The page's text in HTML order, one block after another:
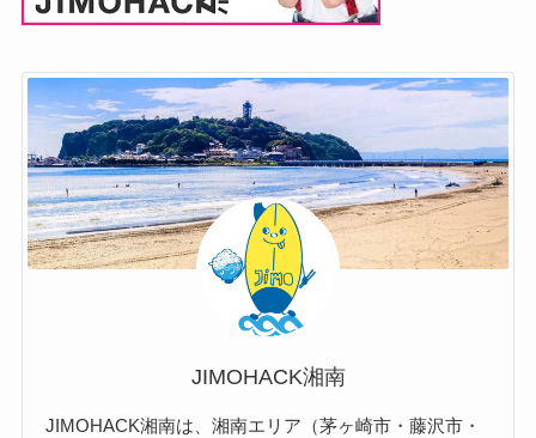
JIMOHACK湘南
JIMOHACK湘南は、湘南エリア（茅ヶ崎市・藤沢市・